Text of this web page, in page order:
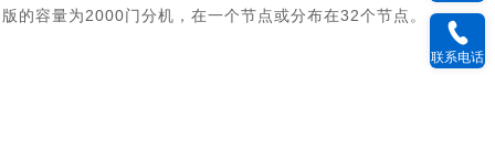
的容量为2000门分机，在一个节点或分布在32个节点。
联系电话